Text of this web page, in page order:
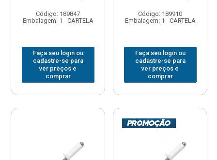
Código: 189847
Embalagem: 1 - CARTELA
Faça seu login ou
cadastre-se para
ver preços e
comprar
Código: 189910
Embalagem: 1 - CARTELA
Faça seu login ou
cadastre-se para
ver preços e
comprar